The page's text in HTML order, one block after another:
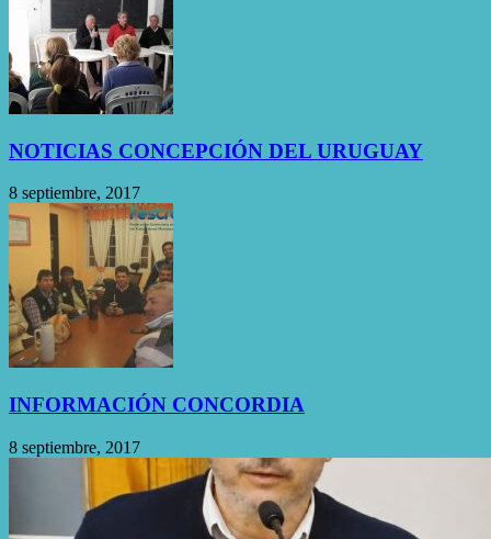
NOTICIAS CONCEPCIÓN DEL URUGUAY
8 septiembre, 2017
INFORMACIÓN CONCORDIA
8 septiembre, 2017